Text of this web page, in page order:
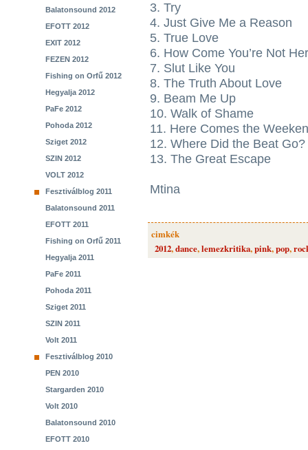
Balatonsound 2012
EFOTT 2012
EXIT 2012
FEZEN 2012
Fishing on Orfű 2012
Hegyalja 2012
PaFe 2012
Pohoda 2012
Sziget 2012
SZIN 2012
VOLT 2012
Fesztiválblog 2011
Balatonsound 2011
EFOTT 2011
Fishing on Orfű 2011
Hegyalja 2011
PaFe 2011
Pohoda 2011
Sziget 2011
SZIN 2011
Volt 2011
Fesztiválblog 2010
PEN 2010
Stargarden 2010
Volt 2010
Balatonsound 2010
EFOTT 2010
3. Try
4. Just Give Me a Reason
5. True Love
6. How Come You’re Not
7. Slut Like You
8. The Truth About Love
9. Beam Me Up
10. Walk of Shame
11. Here Comes the
12. Where Did the Beat Go?
13. The Great Escape
Mtina
cimkék
2012,dance,lemezkritika,pink,pop,